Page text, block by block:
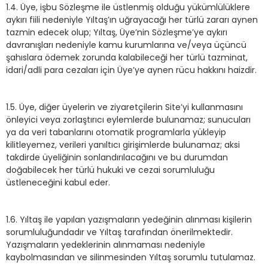
1.4. Üye, işbu Sözleşme ile üstlenmiş olduğu yükümlülüklere
aykırı fiili nedeniyle Yıltaş’ın uğrayacağı her türlü zararı aynen
tazmin edecek olup; Yıltaş, Üye’nin Sözleşme’ye aykırı
davranışları nedeniyle kamu kurumlarına ve/veya üçüncü
şahıslara ödemek zorunda kalabileceği her türlü tazminat,
idari/adli para cezaları için Üye’ye aynen rücu hakkını haizdir.
1.5. Üye, diğer üyelerin ve ziyaretçilerin Site’yi kullanmasını
önleyici veya zorlaştırıcı eylemlerde bulunamaz; sunucuları
ya da veri tabanlarını otomatik programlarla yükleyip
kilitleyemez, verileri yanıltıcı girişimlerde bulunamaz; aksi
takdirde üyeliğinin sonlandırılacağını ve bu durumdan
doğabilecek her türlü hukuki ve cezai sorumluluğu
üstleneceğini kabul eder.
1.6. Yıltaş ile yapılan yazışmaların yedeğinin alınması kişilerin
sorumluluğundadır ve Yıltaş tarafından önerilmektedir.
Yazışmaların yedeklerinin alınmaması nedeniyle
kaybolmasından ve silinmesinden Yıltaş sorumlu tutulamaz.